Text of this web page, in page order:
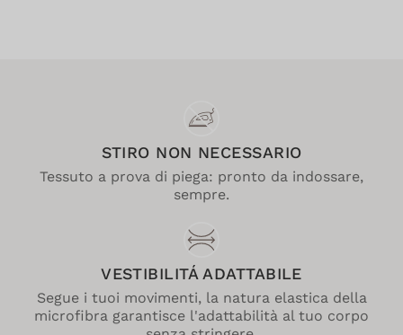
STIRO NON NECESSARIO
Tessuto a prova di piega: pronto da indossare,
sempre.
VESTIBILITÁ ADATTABILE
Segue i tuoi movimenti, la natura elastica della
microfibra garantisce l'adattabilità al tuo corpo